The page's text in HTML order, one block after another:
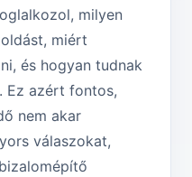
milyen
miért
és hogyan tudnak
Ez azért fontos,
nem akar
válaszokat,